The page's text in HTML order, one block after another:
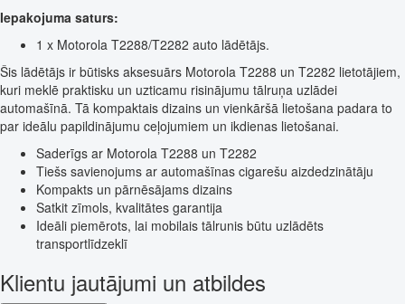
Iepakojuma saturs:
1 x Motorola T2288/T2282 auto lādētājs.
Šis lādētājs ir būtisks aksesuārs Motorola T2288 un T2282 lietotājiem,
kuri meklē praktisku un uzticamu risinājumu tālruņa uzlādei
automašīnā. Tā kompaktais dizains un vienkāršā lietošana padara to
par ideālu papildinājumu ceļojumiem un ikdienas lietošanai.
Saderīgs ar Motorola T2288 un T2282
Tiešs savienojums ar automašīnas cigarešu aizdedzinātāju
Kompakts un pārnēsājams dizains
Satkit zīmols, kvalitātes garantija
Ideāli piemērots, lai mobilais tālrunis būtu uzlādēts
transportlīdzeklī
Klientu jautājumi un atbildes